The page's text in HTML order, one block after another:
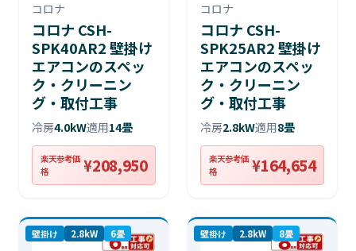
コロナ
コロナ CSH-
SPK40AR2 壁掛け
エアコンのスペッ
ク・クリーニン
グ・取付工事
冷房4.0kW適用14畳
楽天参考価
格
¥208,950
コロナ
コロナ CSH-
SPK25AR2 壁掛け
エアコンのスペッ
ク・クリーニン
グ・取付工事
冷房2.8kW適用8畳
楽天参考価
格
¥164,654
壁掛け 2.8kW 6畳 壁掛け 2.8kW 8畳